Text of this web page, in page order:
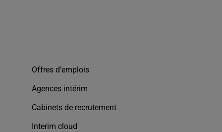
Offres d’emplois
Agences intérim
Cabinets de recrutement
Interim cloud